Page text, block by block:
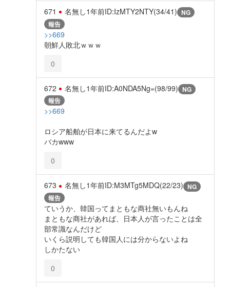
671 名無し1年前ID:IzMTY2NTY(34/41) NG
報告
>>669
朝鮮人敗北ｗｗｗ
0
672 名無し1年前ID:A0NDA5Ng=(98/99) NG
報告
>>669
ロシア船舶が日本に来てるんだよw
バカwww
0
673 名無し1年前ID:M3MTg5MDQ(22/23) NG
報告
ていうか、韓国ってまともな商社無いもんね
まともな商社があれば、日本人が言ったことは全
部常識なんだけど
いくら説明しても韓国人には分からないよね
しかたない
0